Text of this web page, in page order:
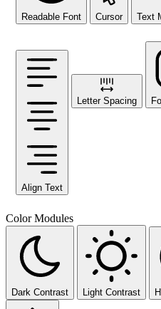
Readable Font Cursor Text
Align Text
Letter Spacing
Color Modules
Dark Contrast Light Contrast